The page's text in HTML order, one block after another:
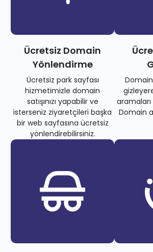
Ücretsiz Domain
Yönlendirme
Ücretsiz park sayfası
hizmetimizle domain
satışınızı yapabilir ve
isterseniz ziyaretçileri başka
bir web sayfasına ücretsiz
yönlendirebilirsiniz.
Domain